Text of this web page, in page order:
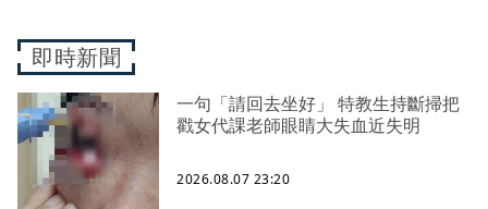
即時新聞
一句「請回去坐好」 特教生持斷掃把
戳女代課老師眼睛大失血近失明
2026.08.07 23:20